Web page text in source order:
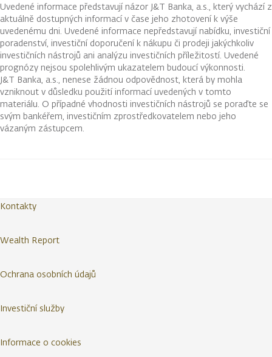
Uvedené informace představují názor J&T Banka, a.s., který vychází z
aktuálně dostupných informací v čase jeho zhotovení k výše
uvedenému dni. Uvedené informace nepředstavují nabídku, investiční
poradenství, investiční doporučení k nákupu či prodeji jakýchkoliv
investičních nástrojů ani analýzu investičních příležitostí. Uvedené
prognózy nejsou spolehlivým ukazatelem budoucí výkonnosti.
J&T Banka, a.s., nenese žádnou odpovědnost, která by mohla
vzniknout v důsledku použití informací uvedených v tomto
materiálu. O případné vhodnosti investičních nástrojů se poraďte se
svým bankéřem, investičním zprostředkovatelem nebo jeho
vázaným zástupcem.
Kontakty
Wealth Report
Ochrana osobních údajů
Investiční služby
Informace o cookies